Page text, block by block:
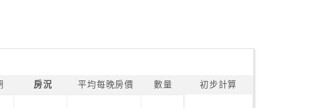
房況 平均每晚房價 數量 初步計算